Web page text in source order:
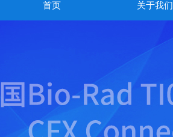
首页 关于我们